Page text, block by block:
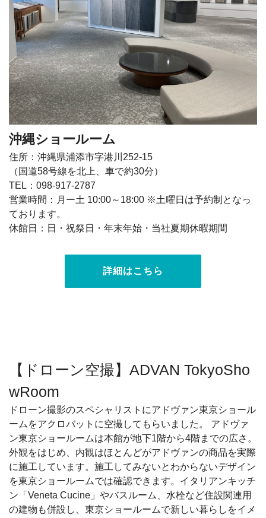
沖縄ショールーム
住所：沖縄県浦添市字港川252-15
（国道58号線を北上、車で約30分）
TEL：098-917-2787
営業時間：月ー土 10:00～18:00 ※土曜日は予約制となっ
ております。
休館日：日・祝祭日・年末年始・当社夏期休暇期間
詳細はこちら
【ドローン空撮】ADVAN TokyoSho
wRoom
ドローン撮影のスペシャリストにアドヴァン東京ショール
ームをアクロバットに空撮してもらいました。 アドヴァ
ン東京ショールームは本館が地下1階から4階までの広さ。
外観をはじめ、内観はほとんどがアドヴァンの商品を実際
に施工しています。施工してみないとわからないデザイン
を東京ショールームでは確認できます。イタリアンキッチ
ン「Veneta Cucine」やバスルーム、水栓など住設関連用
の建物も併設し、東京ショールームで新しい暮らしをイメ